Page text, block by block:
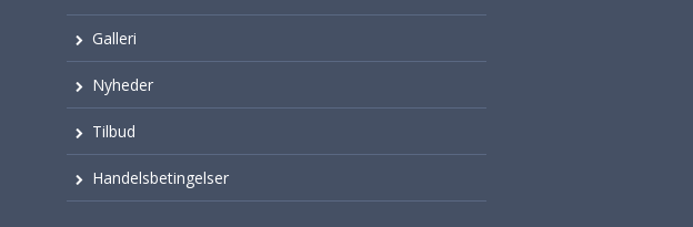
Galleri
Nyheder
Tilbud
Handelsbetingelser